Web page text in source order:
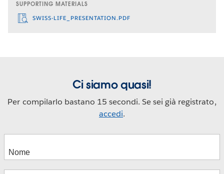
SUPPORTING MATERIALS
SWISS-LIFE_PRESENTATION.PDF
Ci siamo quasi!
Per compilarlo bastano 15 secondi. Se sei già registrato,
accedi.